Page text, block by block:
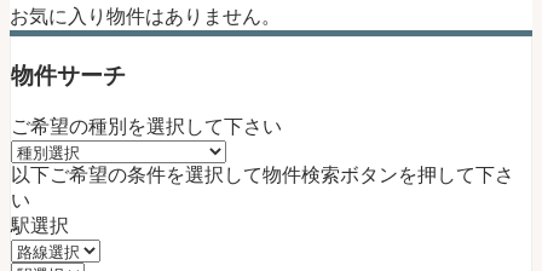
任
せ
く
だ
い
【公
式】
お気に入り物件はありません。
物件サーチ
ご希望の種別を選択して下さい
以下ご希望の条件を選択して物件検索ボタンを押して下さ
い
駅選択